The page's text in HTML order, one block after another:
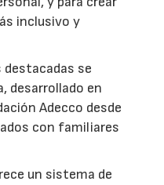
inclusivo y
se
desarrollado en
Adecco desde
con familiares
un sistema de